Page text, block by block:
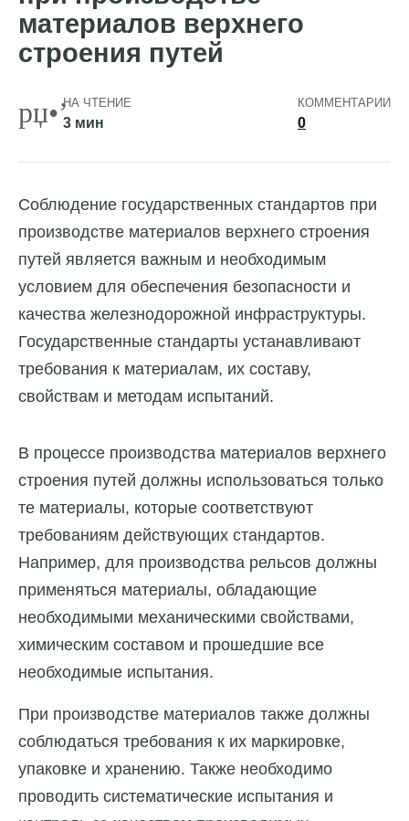
материалов верхнего
строения путей
НА ЧТЕНИЕ
3 мин
КОММЕНТАРИИ
0
Соблюдение государственных стандартов при
производстве материалов верхнего строения
путей является важным и необходимым
условием для обеспечения безопасности и
качества железнодорожной инфраструктуры.
Государственные стандарты устанавливают
требования к материалам, их составу,
свойствам и методам испытаний.
В процессе производства материалов верхнего
строения путей должны использоваться только
те материалы, которые соответствуют
требованиям действующих стандартов.
Например, для производства рельсов должны
применяться материалы, обладающие
необходимыми механическими свойствами,
химическим составом и прошедшие все
необходимые испытания.
При производстве материалов также должны
соблюдаться требования к их маркировке,
упаковке и хранению. Также необходимо
проводить систематические испытания и